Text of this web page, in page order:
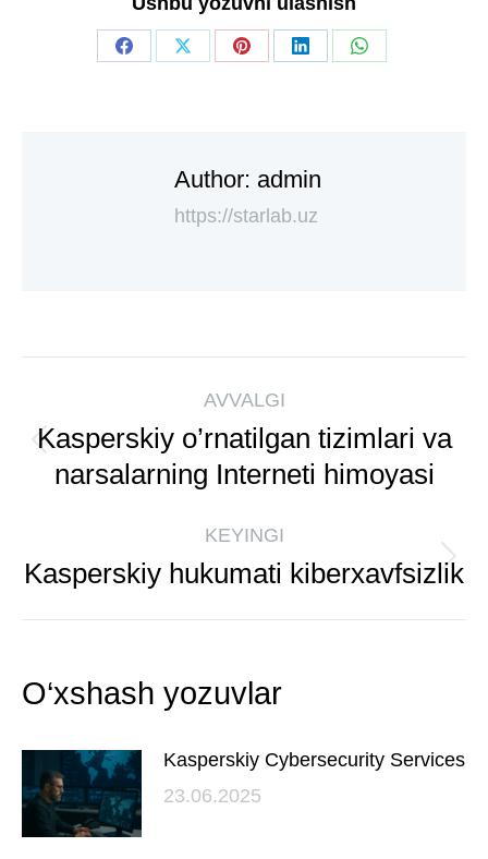
Author: admin
https://starlab.uz
AVVALGI
Kasperskiy o’rnatilgan tizimlari va
narsalarning Interneti himoyasi
KEYINGI
Kasperskiy hukumati kiberxavfsizlik
O‘xshash yozuvlar
Kasperskiy Cybersecurity Services
23.06.2025